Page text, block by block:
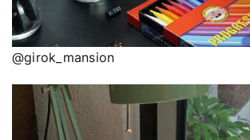
@girok_mansion